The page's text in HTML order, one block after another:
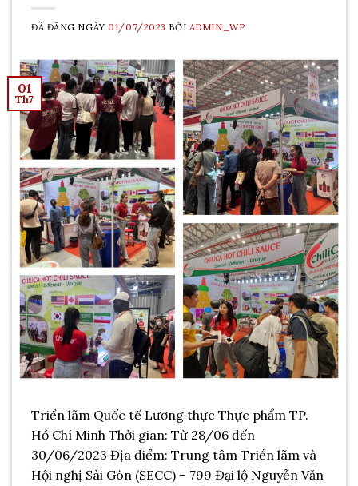
ĐÃ ĐĂNG NGÀY01/07/2023 BỞI ADMIN_WP
01
Th7
Triển lãm Quốc tế Lương thực Thực phẩm TP.
Hồ Chí Minh Thời gian: Từ 28/06 đến
30/06/2023 Địa điểm: Trung tâm Triển lãm và
Hội nghị Sài Gòn (SECC) – 799 Đại lộ Nguyễn Văn